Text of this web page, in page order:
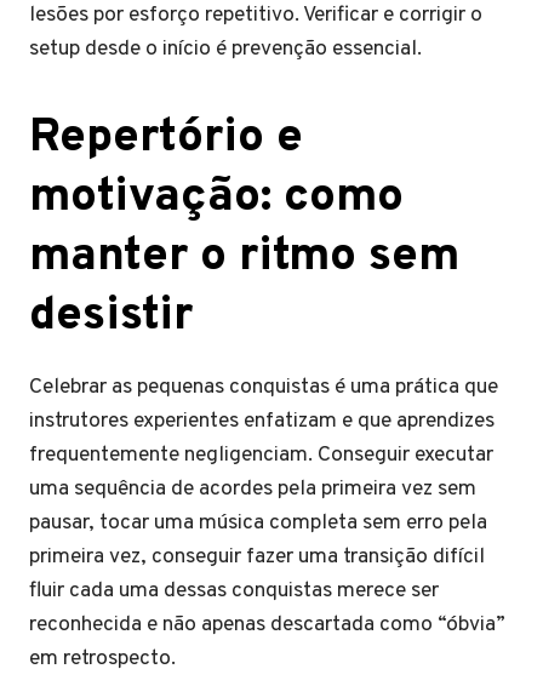
lesões por esforço repetitivo. Verificar e corrigir o
setup desde o início é prevenção essencial.
Repertório e
motivação: como
manter o ritmo sem
desistir
Celebrar as pequenas conquistas é uma prática que
instrutores experientes enfatizam e que aprendizes
frequentemente negligenciam. Conseguir executar
uma sequência de acordes pela primeira vez sem
pausar, tocar uma música completa sem erro pela
primeira vez, conseguir fazer uma transição difícil
fluir cada uma dessas conquistas merece ser
reconhecida e não apenas descartada como “óbvia”
em retrospecto.